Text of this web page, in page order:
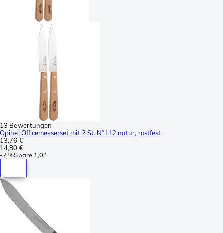
13 Bewertungen
Opinel Officemesserset mit 2 St. N°112 natur, rostfest
13,76 €
14,80 €
-7 %Spare 1,04